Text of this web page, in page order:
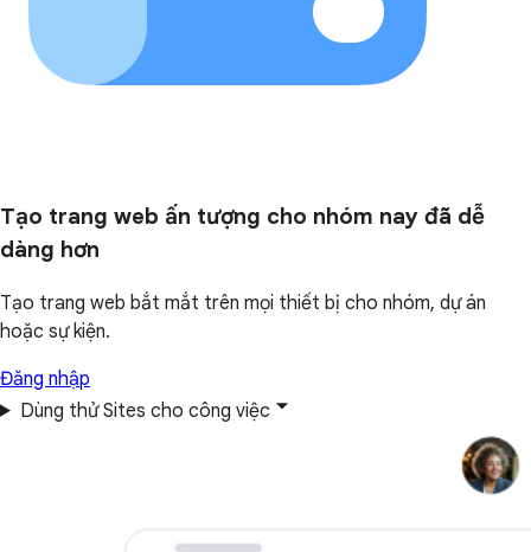
Tạo trang web ấn tượng cho nhóm nay đã dễ
dàng hơn
Tạo trang web bắt mắt trên mọi thiết bị cho nhóm, dự án
hoặc sự kiện.
Đăng nhập
Dùng thử Sites cho công việc